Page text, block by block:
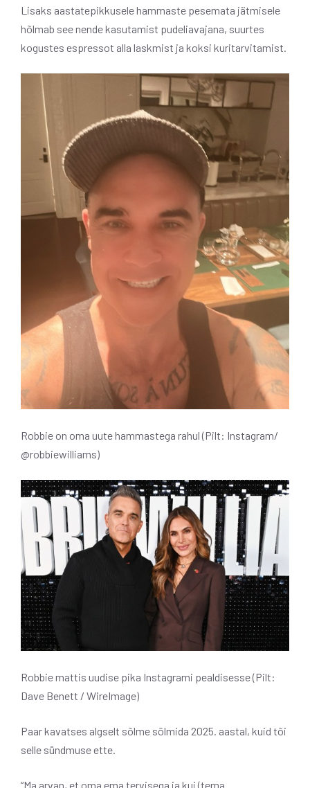
Lisaks aastatepikkusele hammaste pesemata jätmisele
hõlmab see nende kasutamist pudeliavajana, suurtes
kogustes espressot alla laskmist ja koksi kuritarvitamist.
Robbie on oma uute hammastega rahul (Pilt: Instagram/
@robbiewilliams)
Robbie mattis uudise pika Instagrami pealdisesse (Pilt:
Dave Benett / WireImage)
Paar kavatses algselt sõlme sõlmida 2025. aastal, kuid tõi
selle sündmuse ette.
“Ma arvan, et oma ema tervisega ja kui (tema